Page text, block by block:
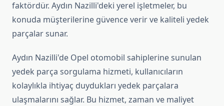
faktördür. Aydın Nazilli'deki yerel işletmeler, bu
konuda müşterilerine güvence verir ve kaliteli yedek
parçalar sunar.
Aydın Nazilli'de Opel otomobil sahiplerine sunulan
yedek parça sorgulama hizmeti, kullanıcıların
kolaylıkla ihtiyaç duydukları yedek parçalara
ulaşmalarını sağlar. Bu hizmet, zaman ve maliyet